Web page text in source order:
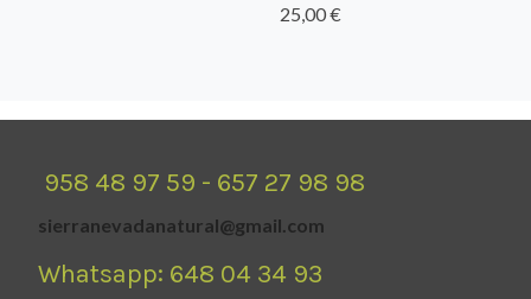
25,00 €
958 48 97 59 - 657 27 98 98
sierranevadanatural@gmail.com
Whatsapp: 648 04 34 93